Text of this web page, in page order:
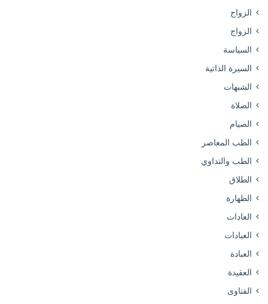
الزواج
الزواج
السياسة
السيرة الذاتية
الشبهات
الصلاة
الصيام
الطب المعاصر
الطب والتداوي
الطلاق
الطهارة
العادات
العبادات
العبادة
العقيدة
الفتاوى